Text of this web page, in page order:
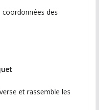
coordonnées des
et rassemble les